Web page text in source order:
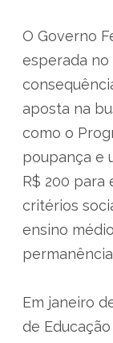
O Governo
esperada no
aposta na
como o
poupança e
R$ 200 para
critérios
ensino
Em janeiro
de